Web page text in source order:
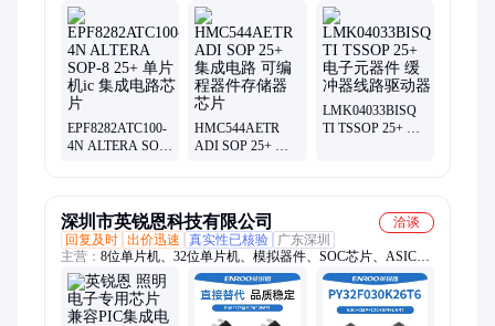
isplsi1032-80lt、isplsi1024ea-125lt100、军工电子元器件
EPF8282ATC100-
4N ALTERA SOP-
HMC544AETR
ADI SOP 25+ 集
LMK04033BISQ
TI TSSOP 25+ 电
深圳市英锐恩科技有限公司
洽谈
回复及时 出价迅速 真实性已核验
广东深圳
主营： 8位单片机、32位单片机、模拟器件、SOC芯片、ASIC芯
片、模拟集成电路、电源管理芯片、芯片定制、接口转接方案芯
片、MCU、国产单片机原厂、DC-DC转换器、运算放大器、接
口电路、单片机方案、MCU方案、MCU方案定制、单片机产品